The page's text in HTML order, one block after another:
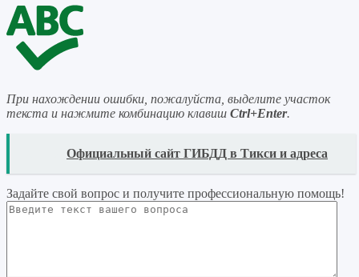
При нахождении ошибки, пожалуйста, выделите участок
текста и нажмите комбинацию клавиш Ctrl+Enter.
Официальный сайт ГИБДД в Тикси и адреса
Задайте свой вопрос и получите профессиональную помощь!